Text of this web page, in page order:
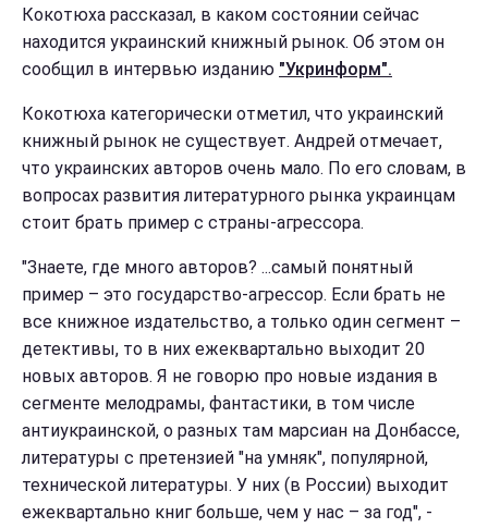
Кокотюха рассказал, в каком состоянии сейчас
находится украинский книжный рынок. Об этом он
сообщил в интервью изданию "Укринформ".
Кокотюха категорически отметил, что украинский
книжный рынок не существует. Андрей отмечает,
что украинских авторов очень мало. По его словам, в
вопросах развития литературного рынка украинцам
стоит брать пример с страны-агрессора.
"Знаете, где много авторов? ...самый понятный
пример – это государство-агрессор. Если брать не
все книжное издательство, а только один сегмент –
детективы, то в них ежеквартально выходит 20
новых авторов. Я не говорю про новые издания в
сегменте мелодрамы, фантастики, в том числе
антиукраинской, о разных там марсиан на Донбассе,
литературы с претензией "на умняк", популярной,
технической литературы. У них (в России) выходит
ежеквартально книг больше, чем у нас – за год", -